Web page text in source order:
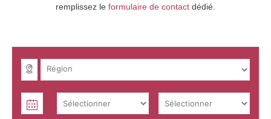
remplissez le formulaire de contact dédié.